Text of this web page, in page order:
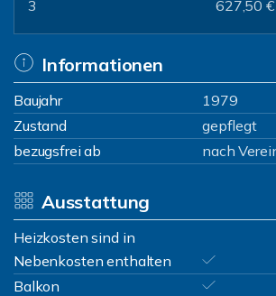
3
627,50 €
Informationen
Baujahr
1979
Zustand
gepflegt
bezugsfrei ab
nach
Ausstattung
Heizkosten sind in
Nebenkosten enthalten
Balkon